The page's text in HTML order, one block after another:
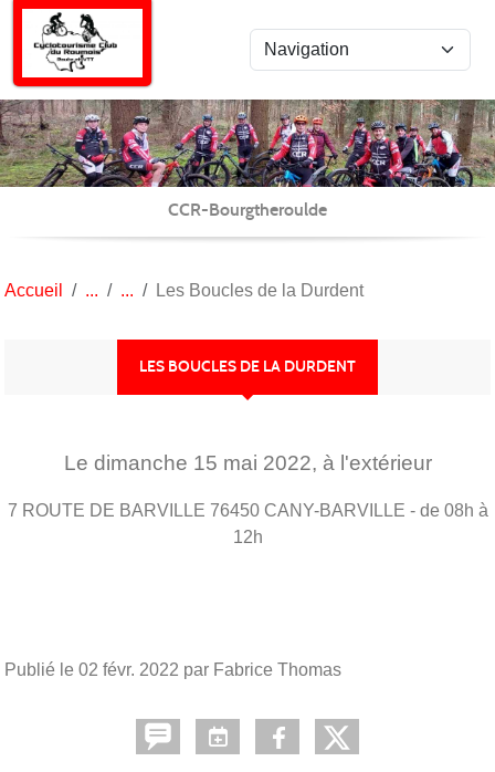
CCR-Bourgtheroulde
Accueil Les Boucles de la Durdent
LES BOUCLES DE LA DURDENT
Le dimanche 15 mai 2022, à l'extérieur
7 ROUTE DE BARVILLE 76450 CANY-BARVILLE - de 08h à
12h
Publié le 02 févr. 2022 par Fabrice Thomas
Panneau de gestion des cookies